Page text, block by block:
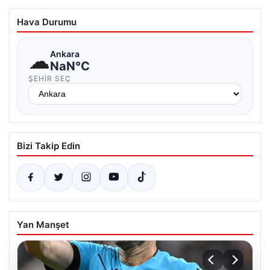
Hava Durumu
☁Ankara
NaN°C
ŞEHIR SEÇ
Bizi Takip Edin
Yan Manşet